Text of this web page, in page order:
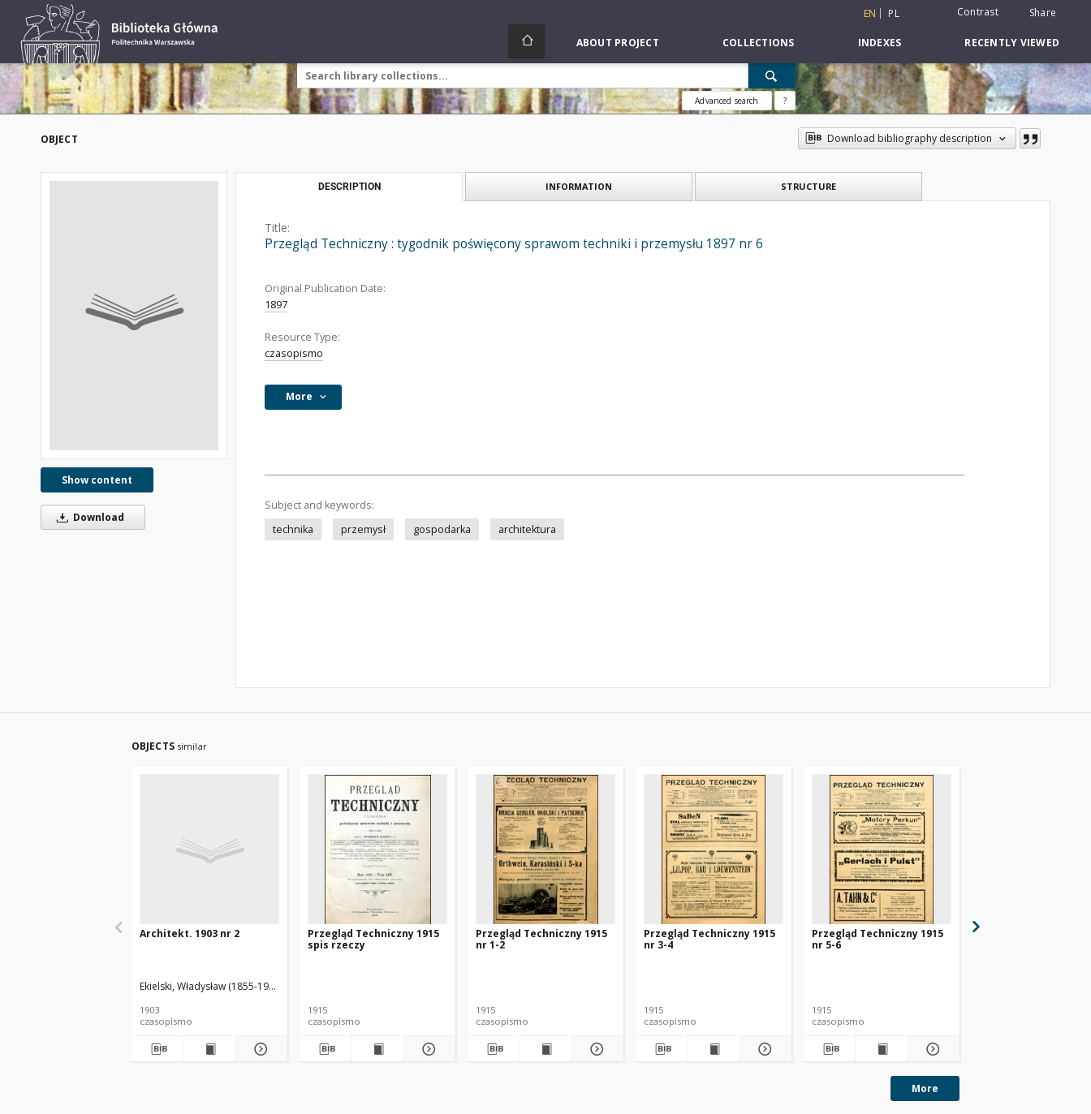
EN PL Contrast Share
ABOUT PROJECT COLLECTIONS INDEXES RECENTLY VIEWED
Advanced search ?
OBJECT Download bibliography description
Show content
Download
DESCRIPTION INFORMATION STRUCTURE
Title:
Przegląd Techniczny : tygodnik poświęcony sprawom techniki i przemysłu 1897 nr 6
Original Publication Date:
1897
Resource Type:
czasopismo
More
Subject and keywords:
technika
przemysł gospodarka architektura
OBJECTS similar
Architekt. 1903 nr 2
Ekielski, Władysław (1855-1927). Red.
1903
czasopismo
Przegląd Techniczny 1915
spis rzeczy
1915
czasopismo
Przegląd Techniczny 1915
nr 1-2
1915
czasopismo
Przegląd Techniczny 1915
nr 3-4
1915
czasopismo
Przegląd Techniczny 1915
nr 5-6
1915
czasopismo
More